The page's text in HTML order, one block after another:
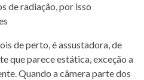
de radiação, por isso
de perto, é assustadora, de
que parece estática, exceção a
Quando a câmera parte dos